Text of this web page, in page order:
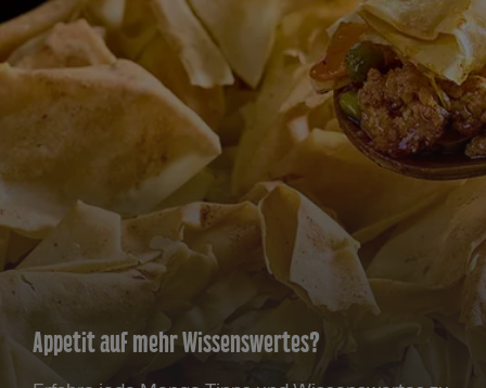
Appetit auf mehr Wissenswertes?